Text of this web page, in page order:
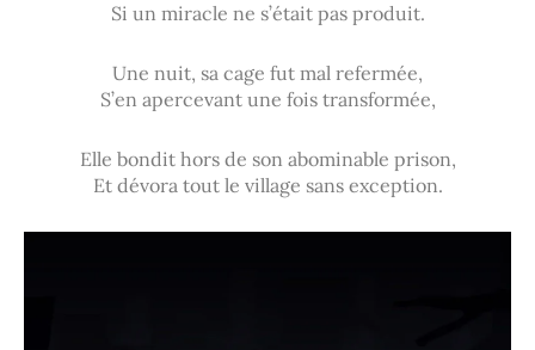
Si un miracle ne s’était pas produit.
Une nuit, sa cage fut mal refermée,
S’en apercevant une fois transformée,
Elle bondit hors de son abominable prison,
Et dévora tout le village sans exception.